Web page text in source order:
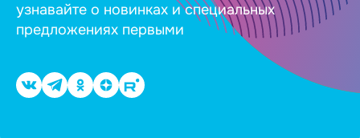
узнавайте о новинках и специальных
предложениях первыми